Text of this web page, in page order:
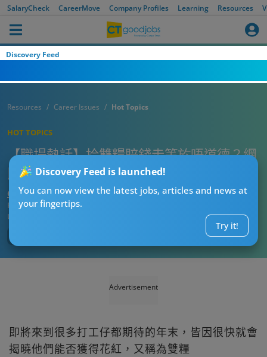
SalaryCheck CareerMove Company Profiles Learning Resources
Discovery Feed
Discovery Feed is launched!
You can now view the latest jobs, articles and news at
your fingertips.
Try it!
Resources Career Issues Hot Topics
HOT TOPICS
【職場熱話】拎雙糧賠錢走等於唔道德？網
民：返工都係為錢啫…
CTgoodjobs’ Editor
Published:2021-11-11
Updated:
Advertisement
即將來到很多打工仔都期待的年末，皆因很快就會
揭曉他們能否獲得花紅，又稱為雙糧